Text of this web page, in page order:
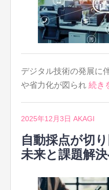
デジタル技術の発展に
や省力化が図られ 続き
2025年12月3日 AKAGI
自動採点が切
未来と課題解